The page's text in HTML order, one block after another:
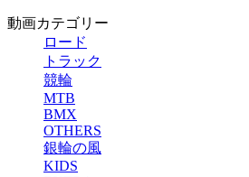
動画カテゴリー
ロード
トラック
競輪
MTB
BMX
OTHERS
銀輪の風
KIDS